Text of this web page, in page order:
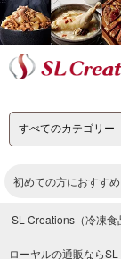
初めての方におすす
SL Creations（冷凍食
ローヤルの通販なら